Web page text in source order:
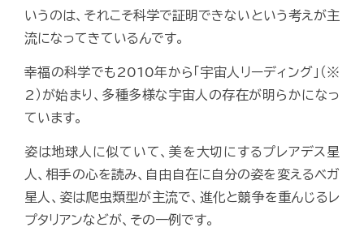
いうのは、それこそ科学で証明できないという考えが主
流になってきているんです。
幸福の科学でも2010年から「宇宙人リーディング」（※
2）が始まり、多種多様な宇宙人の存在が明らかになっ
ています。
姿は地球人に似ていて、美を大切にするプレアデス星
人、相手の心を読み、自由自在に自分の姿を変えるベガ
星人、姿は爬虫類型が主流で、進化と競争を重んじるレ
プタリアンなどが、その一例です。